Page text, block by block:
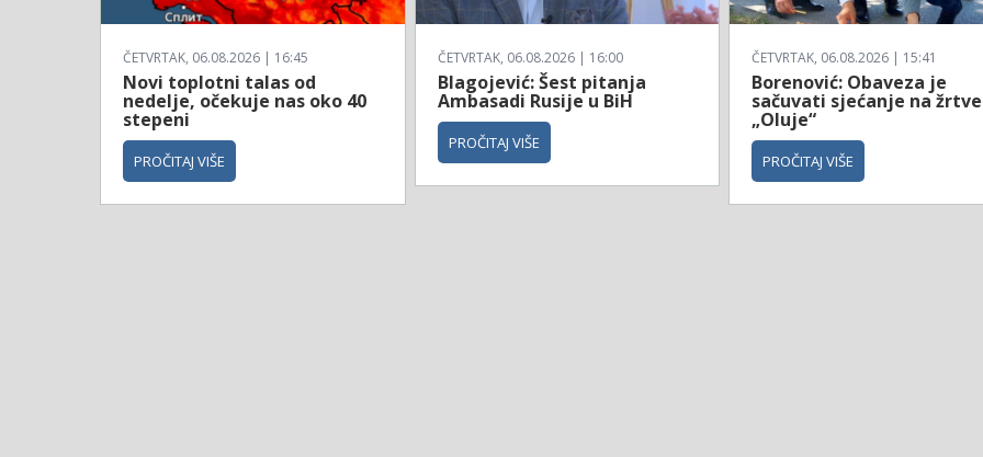
ČETVRTAK, 06.08.2026 | 16:45
Novi toplotni talas od
nedelje, očekuje nas oko 40
stepeni
PROČITAJ VIŠE
ČETVRTAK, 06.08.2026 | 16:00
Blagojević: Šest pitanja
Ambasadi Rusije u BiH
PROČITAJ VIŠE
ČETVRTAK, 06.08.2026 | 15:41
Borenović: Obaveza je
sačuvati sjećanje na žrtve
„Oluje“
PROČITAJ VIŠE